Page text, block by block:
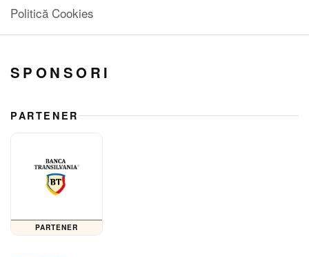
Politică Cookies
SPONSORI
PARTENER
PARTENER